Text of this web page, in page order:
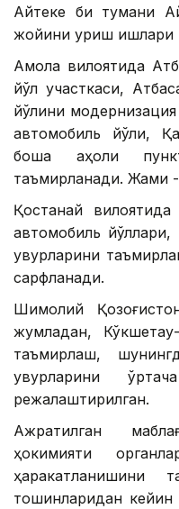
Айтеке би тумани
жойини қуриш
Ақмола вилоятида
йўл участкаси,
йўлини
автомобиль йўли,
бошқа аҳоли
таъмирланади. Жами
Қостанай
автомобиль йўллари,
қувурларини
сарфланади.
Шимолий
жумладан,
таъмирлаш,
қувурларини
режалаштирилган.
Ажратилган
ҳокимияти
ҳаракатланишини
тошқинларидан кейин